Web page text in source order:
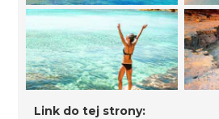
Link do tej strony: